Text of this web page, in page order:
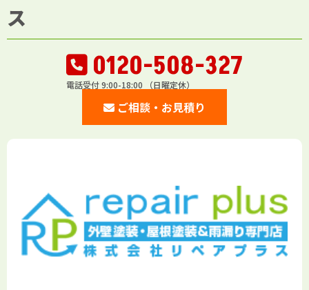
ス
0120-508-327
電話受付 9:00-18:00 （日曜定休）
ご相談・お見積り